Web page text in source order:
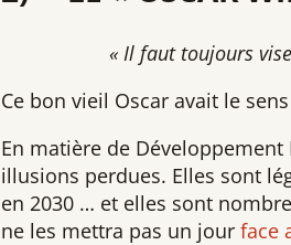
« Il faut toujours
Ce bon vieil Oscar avait le
En matière de
illusions perdues. Elles sont
en 2030 … et elles sont
ne les mettra pas un jour face